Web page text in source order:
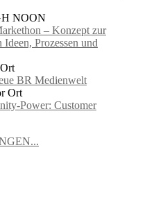
NOON
– Konzept zur
Prozessen und
BR Medienwelt
Ort
Power: Customer